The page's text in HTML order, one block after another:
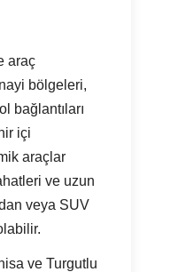
araç
bölgeleri,
bağlantıları
içi
araçlar
ve uzun
veya SUV
ve Turgutlu